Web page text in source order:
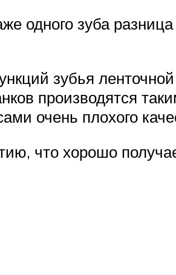
одного зуба
зубья
производятся
очень плохого
что хорошо